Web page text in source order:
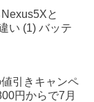
と
い (1) バッテ
引きキャンペ
円からで7月